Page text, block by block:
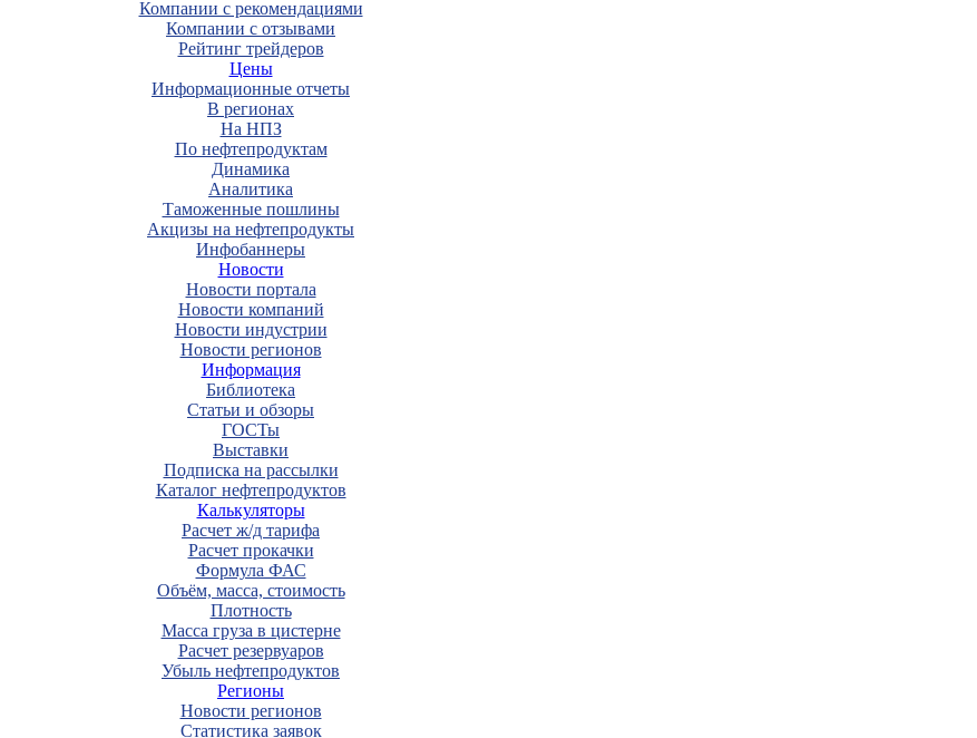
Компании с рекомендациями
Компании с отзывами
Рейтинг трейдеров
Цены
Информационные отчеты
В регионах
На НПЗ
По нефтепродуктам
Динамика
Аналитика
Таможенные пошлины
Акцизы на нефтепродукты
Инфобаннеры
Новости
Новости портала
Новости компаний
Новости индустрии
Новости регионов
Информация
Библиотека
Статьи и обзоры
ГОСТы
Выставки
Подписка на рассылки
Каталог нефтепродуктов
Калькуляторы
Расчет ж/д тарифа
Расчет прокачки
Формула ФАС
Объём, масса, стоимость
Плотность
Масса груза в цистерне
Расчет резервуаров
Убыль нефтепродуктов
Регионы
Новости регионов
Статистика заявок